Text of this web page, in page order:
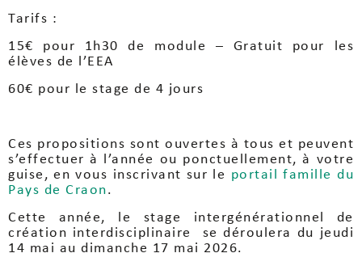
Tarifs :
15€ pour 1h30 de module – Gratuit pour les
élèves de l’EEA
60€ pour le stage de 4 jours
Ces propositions sont ouvertes à tous et peuvent
s’effectuer à l’année ou ponctuellement, à votre
guise, en vous inscrivant sur le portail famille du
Pays de Craon.
Cette année, le stage intergénérationnel de
création interdisciplinaire se déroulera du jeudi
14 mai au dimanche 17 mai 2026.